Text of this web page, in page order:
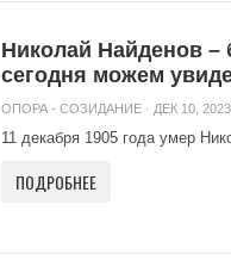
Николай Найденов –
сегодня можем
ОПОРА - СОЗИДАНИЕ · ДЕК 10, 2023
11 декабря 1905 года умер
ПОДРОБНЕЕ